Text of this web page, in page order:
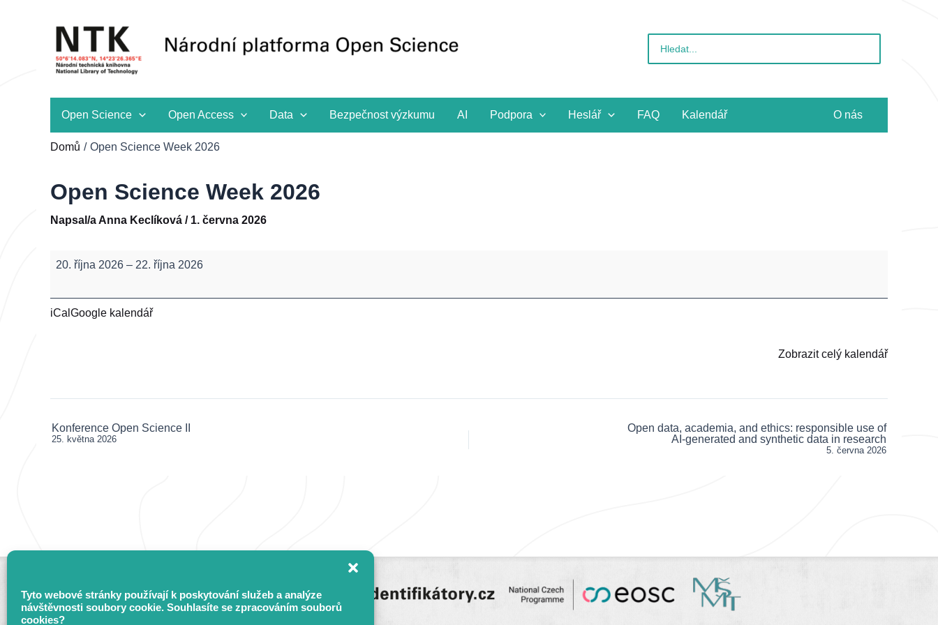
Tyto webové stránky používají k poskytování služeb a analýze
návštěvnosti soubory cookie. Souhlasíte se zpracováním souborů
cookies?
pro:
Open Science Open Access Data Bezpečnost výzkumu AI Podpora Heslář FAQ Kalendář O nás
Domů Open Science Week 2026
Open Science Week 2026
Napsal/a Anna Keclíková / 1. června 2026
Open
2026
20. října 2026 – 22. října 2026
iCal Google kalendář
Zobrazit celý kalendář
Post
Konference Open Science II
25. května 2026
Open data, academia, and ethics: responsible use of
AI‑generated and synthetic data in research
5. června 2026